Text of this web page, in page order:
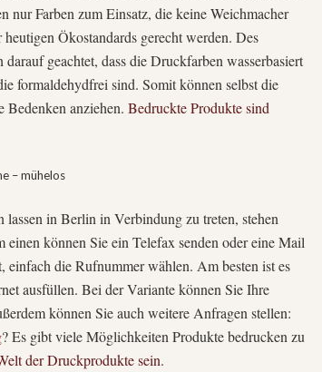
nur Farben zum Einsatz, die keine Weichmacher
Ökostandards gerecht werden. Des
geachtet, dass die Druckfarben wasserbasiert
formaldehydfrei sind. Somit können selbst die
Bedenken anziehen. Bedruckte Produkte sind
– mühelos
in Berlin in Verbindung zu treten, stehen
können Sie ein Telefax senden oder eine Mail
die Rufnummer wählen. Am besten ist es
ausfüllen. Bei der Variante können Sie Ihre
können Sie auch weitere Anfragen stellen:
? Es gibt viele Möglichkeiten Produkte bedrucken zu
der Druckprodukte sein.